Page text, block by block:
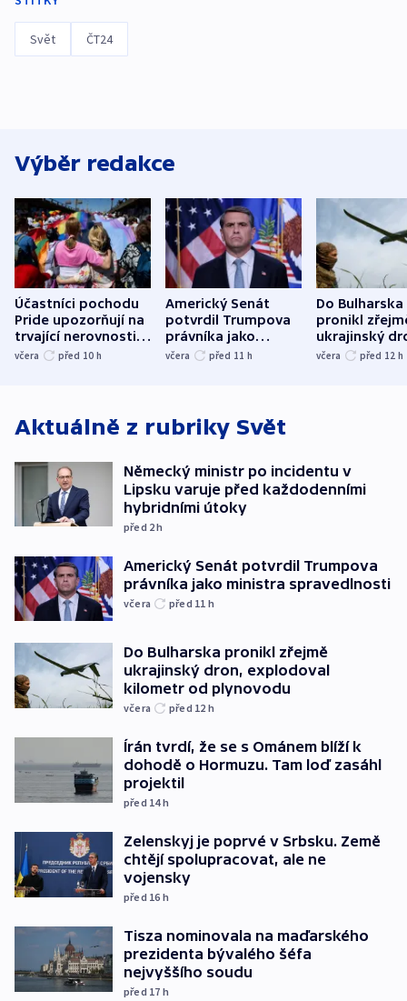
Svět ČT24
Výběr redakce
Účastníci pochodu
Pride upozorňují na
trvající nerovnosti i
společenskou
včera před 10 h
Americký Senát
potvrdil Trumpova
právníka jako
ministra
včera před 11 h
Do Bulharska
pronikl
ukrajinský
explodoval
včera před 12 h
Aktuálně z rubriky Svět
Německý ministr po incidentu v
Lipsku varuje před každodenními
hybridními útoky
před 2h
Americký Senát potvrdil Trumpova
právníka jako ministra spravedlnosti
včera před 11 h
Do Bulharska pronikl zřejmě
ukrajinský dron, explodoval
kilometr od plynovodu
včera před 12 h
Írán tvrdí, že se s Ománem blíží k
dohodě o Hormuzu. Tam loď zasáhl
projektil
před 14h
Zelenskyj je poprvé v Srbsku. Země
chtějí spolupracovat, ale ne
vojensky
před 16 h
Tisza nominovala na maďarského
prezidenta bývalého šéfa
nejvyššího soudu
před 17 h